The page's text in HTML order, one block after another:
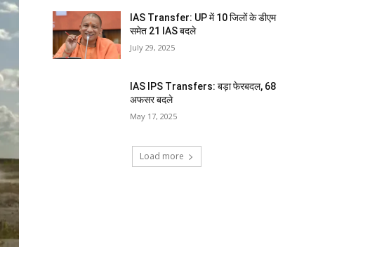
IAS Transfer: UP में 10 जिलों के डीएम
समेत 21 IAS बदले
July 29, 2025
IAS IPS Transfers: बड़ा फेरबदल, 68
अफसर बदले
May 17, 2025
Load more